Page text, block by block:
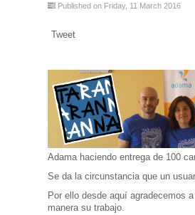
Published on Friday, 11 March 2016
Tweet
Adama haciendo entrega de 100
Se da la circunstancia que un
Por ello desde aquí agradecemos
manera su trabajo.